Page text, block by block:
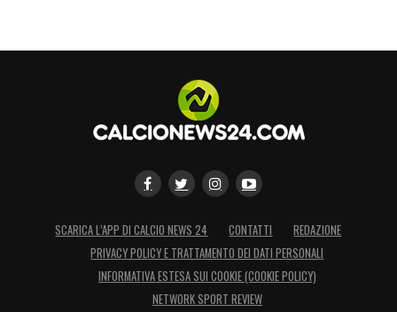
SCARICA L’APP DI CALCIO NEWS 24 CONTATTI
REDAZIONE
PRIVACY POLICY E TRATTAMENTO DEI DATI PERSONALI
INFORMATIVA ESTESA SUI COOKIE (COOKIE POLICY)
NETWORK SPORT REVIEW